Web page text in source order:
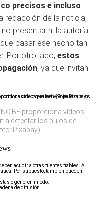
precisos e incluso
redacción de la noticia,
presentar ni la autoría
basar ese hecho tan
Por otro lado, estos
, ya que invitan
proporciona vídeos
a detectar los bulos de
Pixabay)
acudir a otras fuentes fiables. A
Por supuesto, también pueden
o generen miedo.
de difusión.